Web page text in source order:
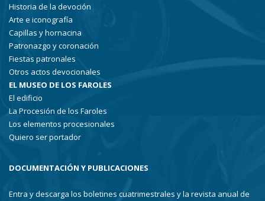
Historia de la devoción
Arte e iconografía
Capillas y hornacina
Patronazgo y coronación
Fiestas patronales
Otros actos devocionales
EL MUSEO DE LOS FAROLES
El edificio
La Procesión de los Faroles
Los elementos procesionales
Quiero ser portador
DOCUMENTACIÓN Y PUBLICACIONES
Entra y descarga los boletines cuatrimestrales y la revista anual de